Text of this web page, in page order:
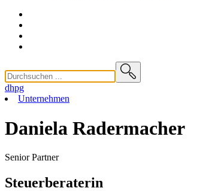
dhpg
Unternehmen
Daniela Radermacher
Senior Partner
Steuerberaterin